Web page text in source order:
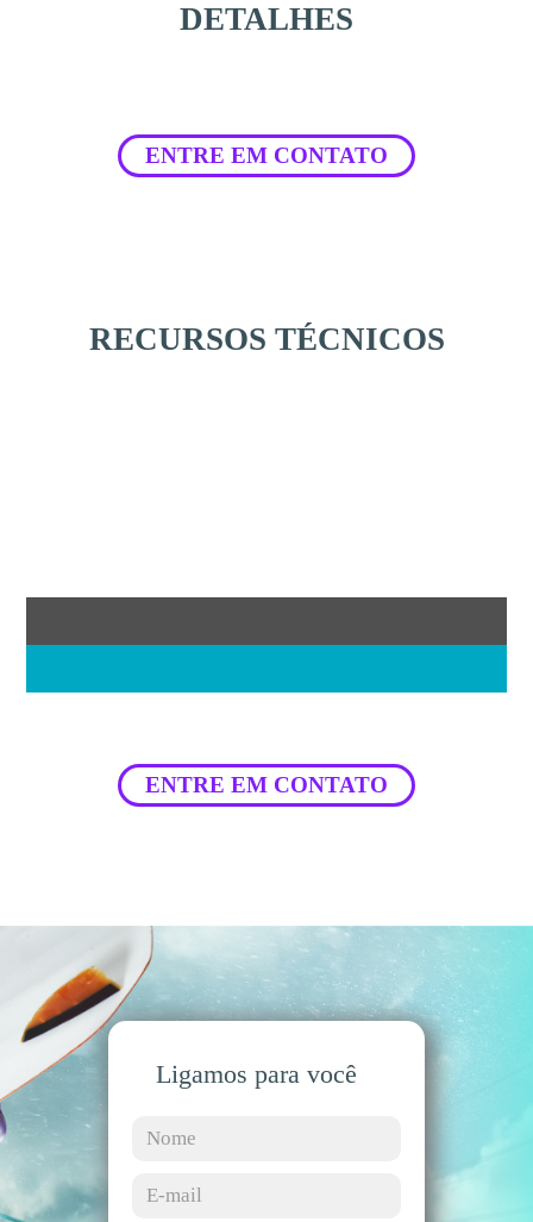
DETALHES
ENTRE EM CONTATO
RECURSOS TÉCNICOS
ENTRE EM CONTATO
Ligamos para você